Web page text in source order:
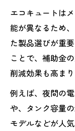
エコキュートは
能が異なるため
た製品選びが重
ことで、補助金
削減効果も高まり
例えば、夜間の
や、タンク容量
モデルなどが人